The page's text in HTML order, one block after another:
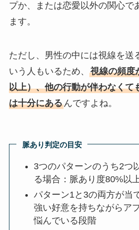
プか、または恋愛以外の関心で
ます。
ただし、男性の中には視線を送
いう人もいるため、 視線の頻度
以上）、他の行動が伴わなくて
は十分にあるんですよね。
脈あり判定の目安
3つのパターンのうち2つ
る場合：脈あり度80%以
パターン1と3の両方が当
強い好意を持ちながらア
悩んでいる段階